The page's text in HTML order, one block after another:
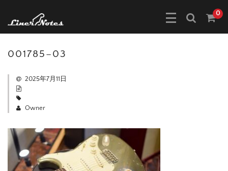
0
001785–03
2025年7月11日
Owner